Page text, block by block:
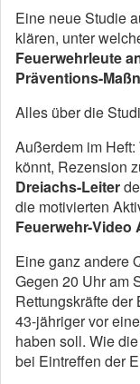
Eine neue Studie
klären, unter
Feuerwehrleute
Präventions-
Alles über die
Außerdem im Heft:
könnt, Rezension
Dreiachs-Leiter
die motivierten
Feuerwehr-Video
Eine ganz andere
Gegen 20 Uhr am
Rettungskräfte
43-jähriger vor
haben soll. Wie
bei Eintreffen der